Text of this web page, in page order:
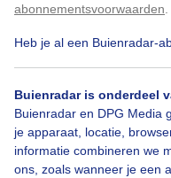
abonnementsvoorwaarden
Heb je al een Buienradar-
Buienradar is onderdeel
Buienradar en DPG Media
je apparaat, locatie,
informatie combineren we
ons, zoals wanneer je een